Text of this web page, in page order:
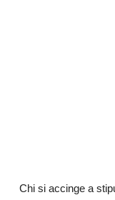
Chi si accinge a